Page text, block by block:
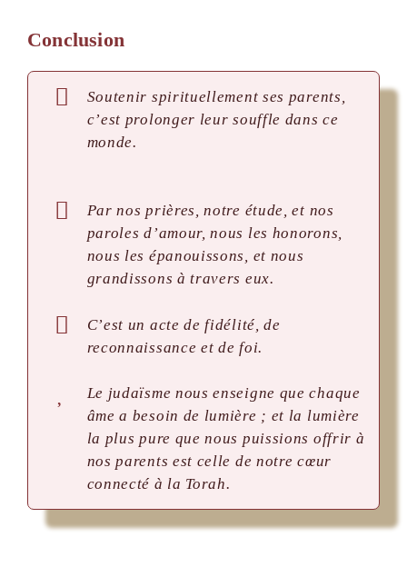
Conclusion
Soutenir spirituellement ses parents,
c’est prolonger leur souffle dans ce
monde.
Par nos prières, notre étude, et nos
paroles d’amour, nous les honorons,
nous les épanouissons, et nous
grandissons à travers eux.
C’est un acte de fidélité, de
reconnaissance et de foi.
Le judaïsme nous enseigne que chaque
âme a besoin de lumière ; et la lumière
la plus pure que nous puissions offrir à
nos parents est celle de notre cœur
connecté à la Torah.